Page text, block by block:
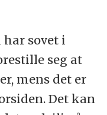
sovet i
seg at
mens det er
Det kan